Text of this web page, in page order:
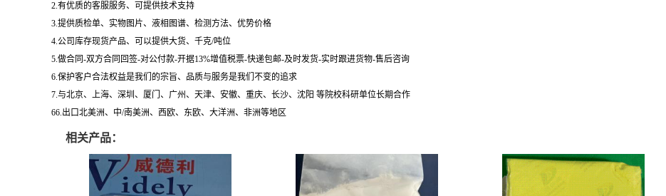
2.有优质的客服服务、可提供技术支持
3.提供质检单、实物图片、液相图谱、检测方法、优势价格
4.公司库存现货产品、可以提供大货、千克/吨位
5.做合同-双方合同回签-对公付款-开据13%增值税票-快递包邮-及时发货-实时跟进货物-售后咨询
6.保护客户合法权益是我们的宗旨、品质与服务是我们不变的追求
7.与北京、上海、深圳、厦门、广州、天津、安徽、重庆、长沙、沈阳 等院校科研单位长期合作
66.出口北美洲、中/南美洲、西欧、东欧、大洋洲、非洲等地区
相关产品：